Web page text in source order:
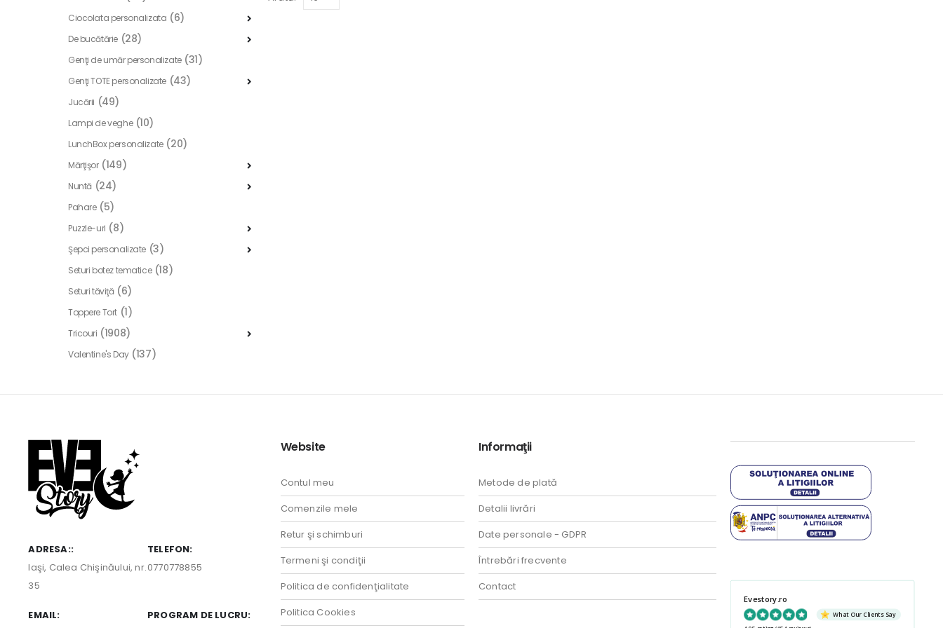
Ciocolata personalizata (6)
De bucătărie (28)
Genţi de umăr personalizate (31)
Genţi TOTE personalizate (43)
Jucării (49)
Lampi de veghe (10)
LunchBox personalizate (20)
Mărţişor (149)
Nuntă (24)
Pahare (5)
Puzzle-uri (8)
Şepci personalizate (3)
Seturi botez tematice (18)
Seturi tăviţă (6)
Toppere Tort (1)
Tricouri (1908)
Valentine's Day (137)
ADRESA::
Iaşi, Calea Chişinăului, nr.
35
TELEFON:
0770778855
EMAIL:
PROGRAM DE LUCRU:
Website
Contul meu
Comenzile mele
Retur şi schimburi
Termeni şi condiţii
Politica de confidenţialitate
Politica Cookies
Informaţii
Metode de plată
Detalii livrări
Date personale - GDPR
Întrebări frecvente
Contact
Evestory.ro
What Our Clients Say